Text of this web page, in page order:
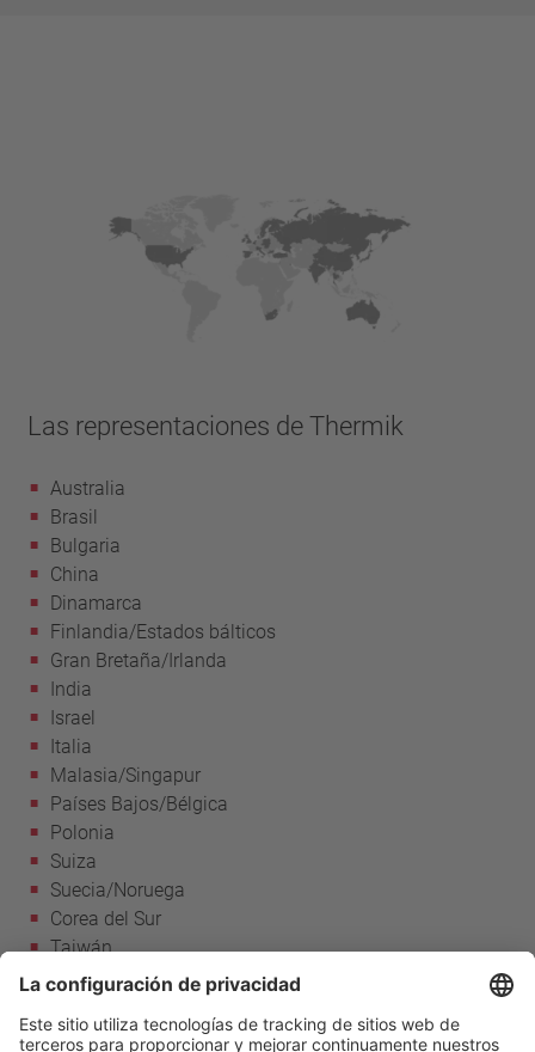
Las representaciones de Thermik
Australia
Brasil
Bulgaria
China
Dinamarca
Finlandia/Estados bálticos
Gran Bretaña/Irlanda
India
Israel
Italia
Malasia/Singapur
Países Bajos/Bélgica
Polonia
Suiza
Suecia/Noruega
Corea del Sur
Taiwán
República Checa/Eslovaquia
Hungría